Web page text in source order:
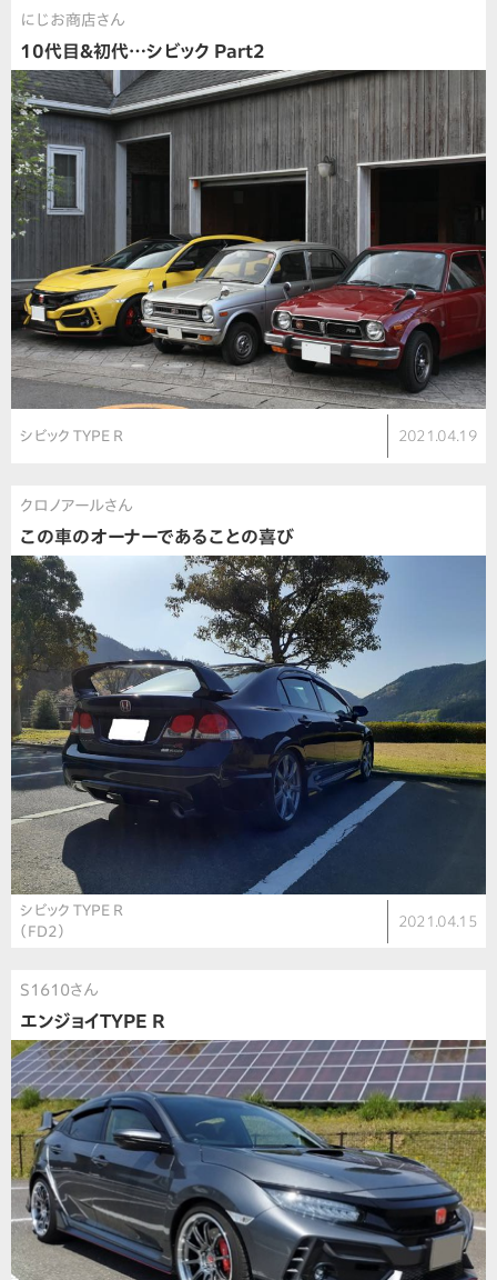
にじお商店さん
10代目＆初代…シビック Part2
シビック TYPE R 2021.04.19
クロノアールさん
この車のオーナーであることの喜び
シビック TYPE R
（FD2）
2021.04.15
S1610さん
エンジョイTYPE R